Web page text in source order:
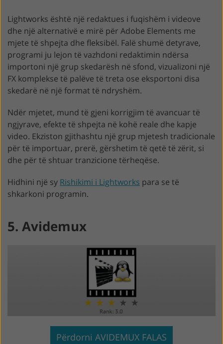
Lightworks është një redaktues i fuqishëm i videove
dhe një alternativë e mirë për Adobe Elements me
mjete të shpejta dhe fleksibël. Falë shumë detyrave,
programi ju lejon të vazhdoni redaktimin ndërsa
importoni një grup skedarësh në sfond, vizualizoni një
FX komplekse të palëve të treta ose eksportoni disa
skedarë në një format të ndryshëm.
Ndër mjetet, mund të gjeni korrigjim të avancuar të
ngjyrave, efekte të shpejta në kohë reale dhe kapje
video. Ekziston gjithashtu një grup mjetesh tradicionale
për të importuar, prerë, gërshetim të qetë të zërit, si
dhe për të shtuar tranzicione tërheqëse.
Hidhini një sy Rishikimi i Lightworks para se të
shkarkoni programin.
5. Avidemux
Përdorni AVIDEMUX FALAS